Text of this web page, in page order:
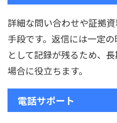
詳細な問い合わせや証拠
手段です。返信には一定
として記録が残るため、
場合に役立ちます。
電話サポート